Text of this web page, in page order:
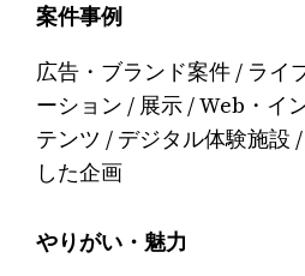
案件事例
広告・ブランド案件 / ライ
ーション / 展示 / Web・イ
テンツ / デジタル体験施設
した企画
やりがい・魅力